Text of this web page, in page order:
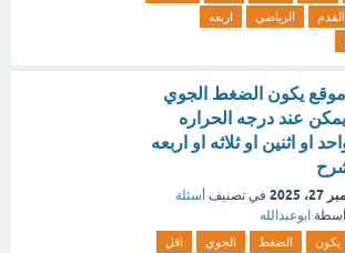
القدم الرياضي
اربعه
يكون الضغط الجوي
عند درجه الحراره
او اثنين او ثلاثه او اربعه
2025 في تصنيف أسئلة
ابوعبدالله
يكون الضغط الجوي
اقل